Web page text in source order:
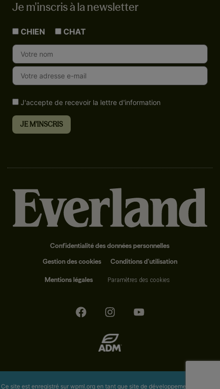
Je m'inscris à la newsletter
CHIEN CHAT
J'accepte de recevoir la lettre d'information
Confidentialité des données personnelles
Gestion des cookies
Conditions d’utilisation
Mentions légales Paramètres des cookies
Ce site est enregistré sur wpml.orgen tant que site de développement. Passez à